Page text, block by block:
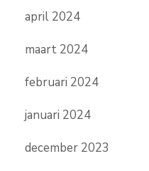
april 2024
maart 2024
februari 2024
januari 2024
december 2023